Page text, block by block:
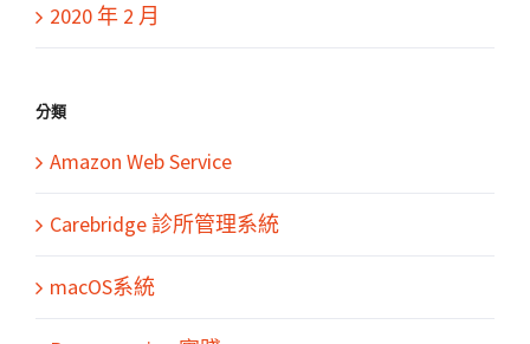
2020 年 2 月
分類
Amazon Web Service
Carebridge 診所管理系統
macOS系統